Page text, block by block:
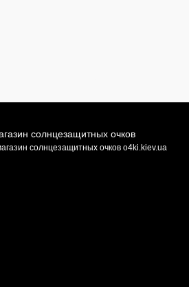
солнцезащитных очков o4ki.kiev.ua